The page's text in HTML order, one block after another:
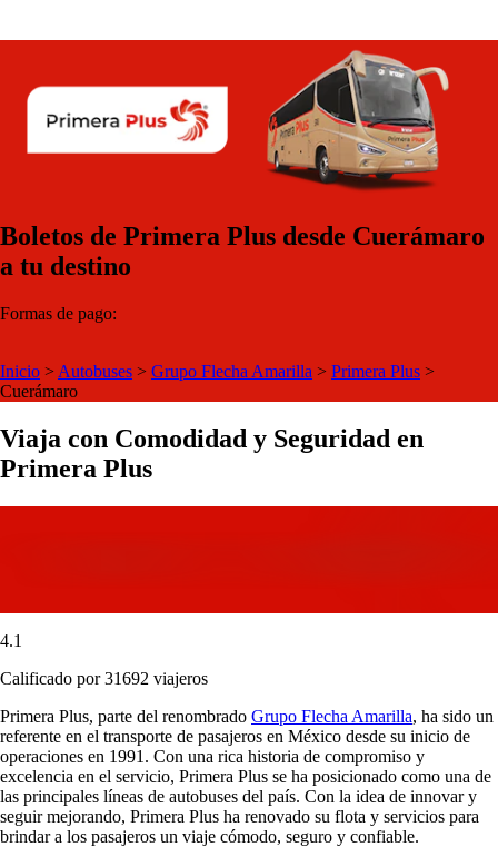
Boletos de Primera Plus desde Cuerámaro
a tu destino
Formas de pago:
Inicio > Autobuses > Grupo Flecha Amarilla > Primera Plus >
Cuerámaro
Viaja con Comodidad y Seguridad en
Primera Plus
4.1
Calificado por 31692 viajeros
Primera Plus, parte del renombrado Grupo Flecha Amarilla, ha sido un
referente en el transporte de pasajeros en México desde su inicio de
operaciones en 1991. Con una rica historia de compromiso y
excelencia en el servicio, Primera Plus se ha posicionado como una de
las principales líneas de autobuses del país. Con la idea de innovar y
seguir mejorando, Primera Plus ha renovado su flota y servicios para
brindar a los pasajeros un viaje cómodo, seguro y confiable.